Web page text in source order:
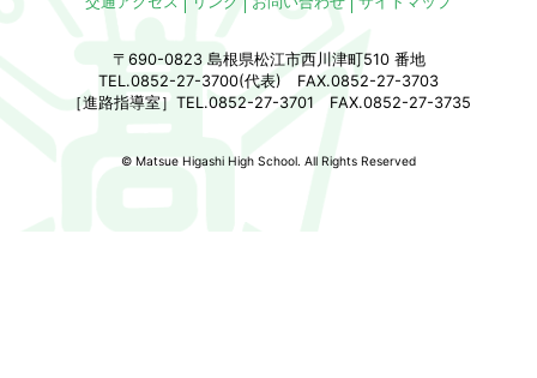
〒690-0823 島根県松江市西川津町510 番地
TEL.0852-27-3700(代表) FAX.0852-27-3703
［進路指導室］TEL.0852-27-3701 FAX.0852-27-3735
© Matsue Higashi High School. All Rights Reserved